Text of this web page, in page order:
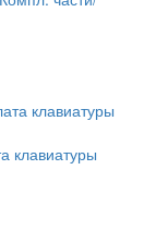
клавиатуры